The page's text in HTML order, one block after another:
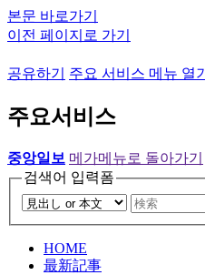
본문 바로가기
이전 페이지로 가기
공유하기 주요 서비스 메뉴 열기
주요서비스
중앙일보 메가메뉴로 돌아가기
검색어 입력폼
HOME
最新記事